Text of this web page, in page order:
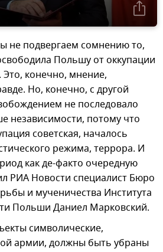
не подвергаем сомнению то,
Польшу от оккупации
конечно, мнение,
Но, конечно, с другой
не последовало
независимости, потому что
советская, началось
режима, террора. И
как де-факто очередную
РИА Новости специалист Бюро
и мученичества Института
Польши Даниел Марковский.
символические,
армии, должны быть убраны